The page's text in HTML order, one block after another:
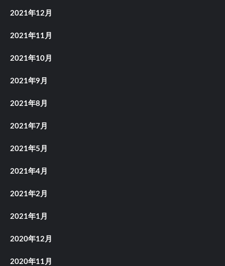
2021年12月
2021年11月
2021年10月
2021年9月
2021年8月
2021年7月
2021年5月
2021年4月
2021年2月
2021年1月
2020年12月
2020年11月